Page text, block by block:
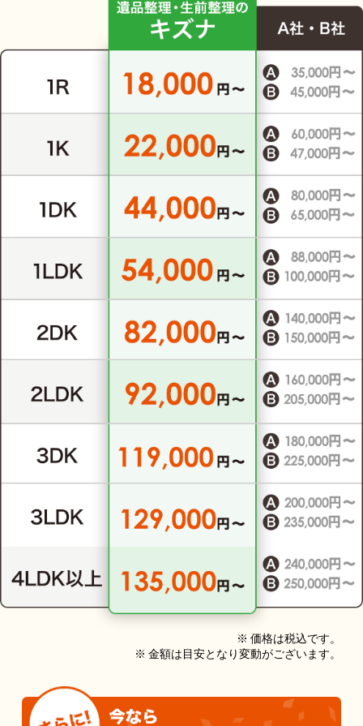
※ 価格は税込です。
※ 金額は目安となり変動がございます。